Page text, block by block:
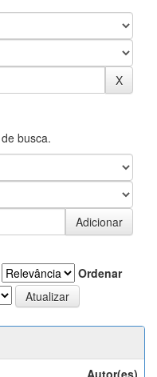
busca.
Ordenar
Autor(es)